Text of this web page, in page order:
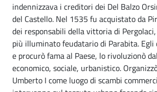
indennizzava i creditori dei Del Balzo
del Castello. Nel 1535 fu acquistato da
dei responsabili della vittoria di
più illuminato feudatario di Parabita. Egli
e procurò fama al Paese, lo rivoluzionò
economico, sociale, urbanistico.
Umberto I come luogo di scambi